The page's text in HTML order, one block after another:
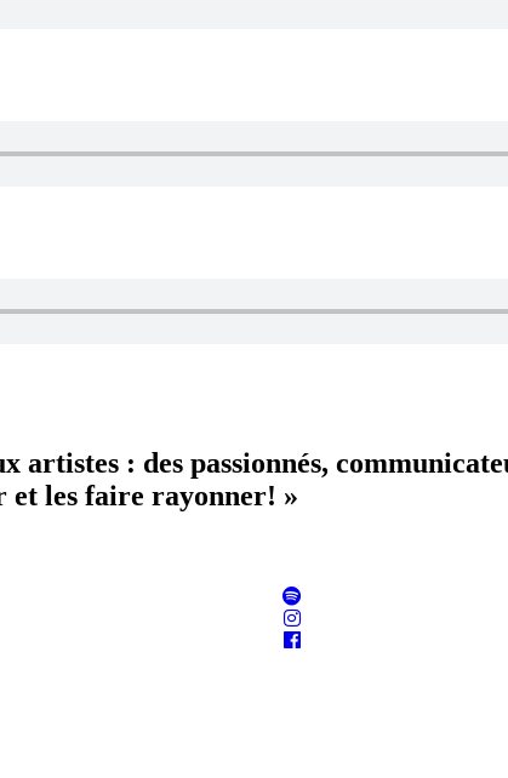
: des passionnés,
et les faire rayonner! »